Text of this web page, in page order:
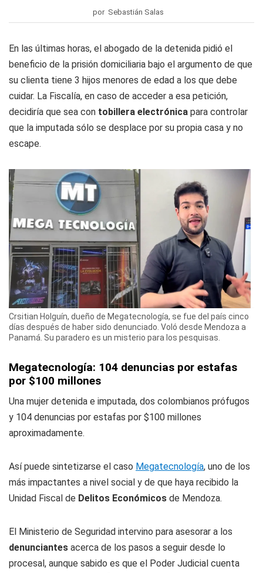
por Sebastián Salas
En las últimas horas, el abogado de la detenida pidió el
beneficio de la prisión domiciliaria bajo el argumento de que
su clienta tiene 3 hijos menores de edad a los que debe
cuidar. La Fiscalía, en caso de acceder a esa petición,
decidiría que sea con tobillera electrónica para controlar
que la imputada sólo se desplace por su propia casa y no
escape.
Crsitian Holguín, dueño de Megatecnología, se fue del país cinco
días después de haber sido denunciado. Voló desde Mendoza a
Panamá. Su paradero es un misterio para los pesquisas.
Megatecnología: 104 denuncias por estafas
por $100 millones
Una mujer detenida e imputada, dos colombianos prófugos
y 104 denuncias por estafas por $100 millones
aproximadamente.
Así puede sintetizarse el caso Megatecnología, uno de los
más impactantes a nivel social y de que haya recibido la
Unidad Fiscal de Delitos Económicos de Mendoza.
El Ministerio de Seguridad intervino para asesorar a los
denunciantes acerca de los pasos a seguir desde lo
procesal, aunque sabido es que el Poder Judicial cuenta